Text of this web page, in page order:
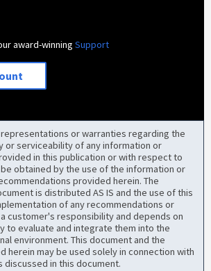
award-winningSupport
or warranties regarding the
or serviceability of any information or
in this publication or with respect to
obtained by the use of the information or
provided herein. The
is distributed AS IS and the use of this
of any recommendations or
customer's responsibility and depends on
to evaluate and integrate them into the
environment. This document and the
herein may be used solely in connection with
in this document.